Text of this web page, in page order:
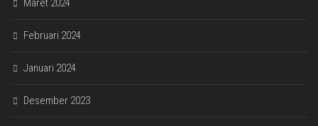
Maret 2024
Februari 2024
Januari 2024
Desember 2023